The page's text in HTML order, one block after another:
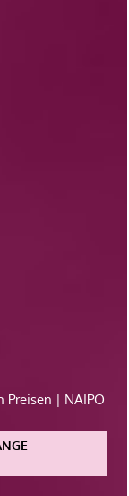
Preisen | NAIPO